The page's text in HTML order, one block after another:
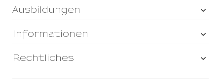
Ausbildungen
Informationen
Rechtliches